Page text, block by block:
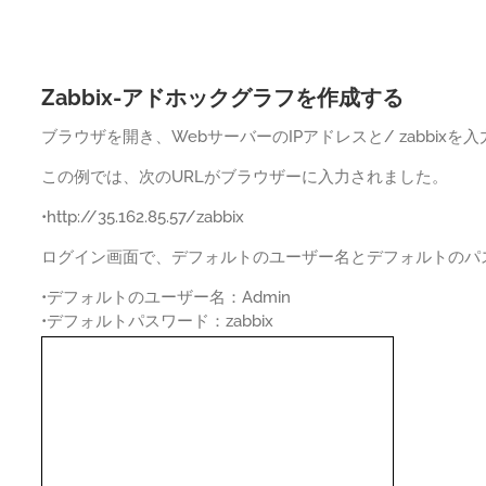
Zabbix-アドホックグラフを作成する
ブラウザを開き、WebサーバーのIPアドレスと/ zabbixを入
この例では、次のURLがブラウザーに入力されました。
•http://35.162.85.57/zabbix
ログイン画面で、デフォルトのユーザー名とデフォルトのパ
•デフォルトのユーザー名：Admin
•デフォルトパスワード：zabbix